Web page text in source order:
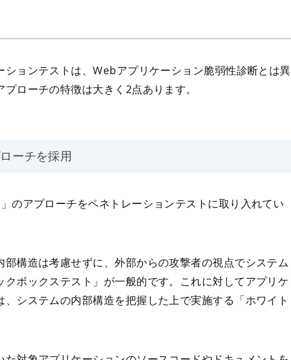
ョンテストは、Webアプリケーション脆弱性診断とは異
ローチの特徴は大きく2点あります。
ーチを採用
のアプローチをペネトレーションテストに取り入れてい
構造は考慮せずに、外部からの攻撃者の視点でシステム
ボックステスト」が一般的です。これに対してアプリケ
システムの内部構造を把握した上で実施する「ホワイト